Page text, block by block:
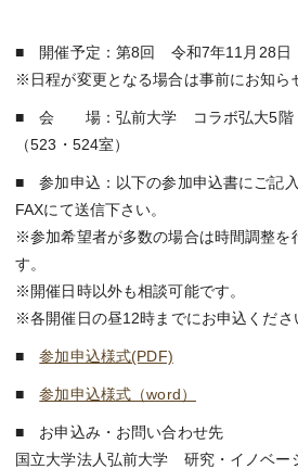
■ 開催予定：第8回 令和7年11月28日
※日程が変更となる場合は事前にお知ら
■ 会 場：弘前大学 コラボ弘大5階
（523・524室）
■ 参加申込：以下の参加申込書にご記
FAXにて送信下さい。
※参加希望者が多数の場合は時間調整を
す。
※開催日時以外も相談可能です。
※各開催日の昼12時までにお申込くださ
■参加申込様式(PDF)
■参加申込様式（word）
■ お申込み・お問い合わせ先
国立大学法人弘前大学 研究・イノベー